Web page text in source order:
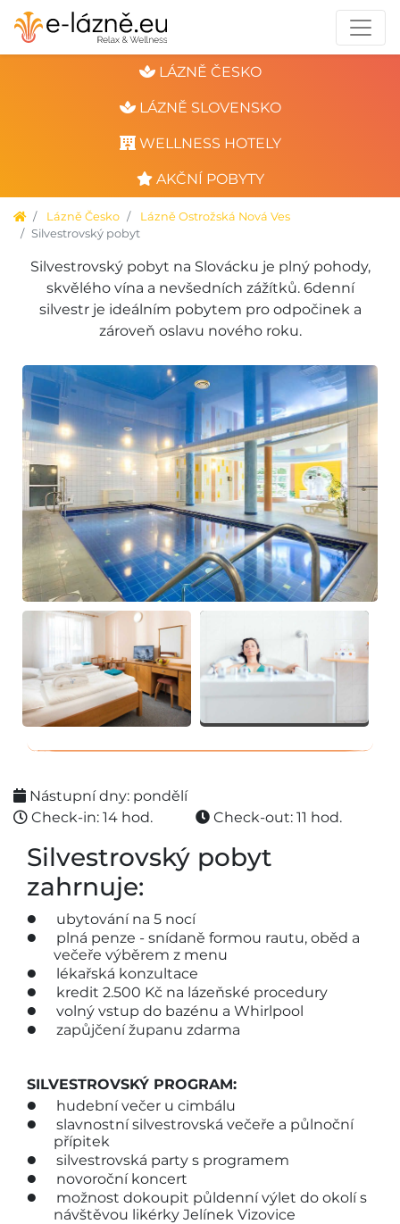
LÁZNĚ ČESKO
LÁZNĚ SLOVENSKO
WELLNESS HOTELY
AKČNÍ POBYTY
Lázně Česko
Lázně Ostrožská Nová Ves
Silvestrovský pobyt
Silvestrovský pobyt na Slovácku je plný pohody,
skvělého vína a nevšedních zážítků. 6denní
silvestr je ideálním pobytem pro odpočinek a
zároveň oslavu nového roku.
Nástupní dny: pondělí
Check-in: 14 hod.
Check-out: 11 hod.
Silvestrovský pobyt
zahrnuje:
ubytování na 5 nocí
plná penze - snídaně formou rautu, oběd a
večeře výběrem z menu
lékařská konzultace
kredit 2.500 Kč na lázeňské procedury
volný vstup do bazénu a Whirlpool
zapůjčení županu zdarma
SILVESTROVSKÝ PROGRAM:
hudební večer u cimbálu
slavnostní silvestrovská večeře a půlnoční
přípitek
silvestrovská party s programem
novoroční koncert
možnost dokoupit půldenní výlet do okolí s
návštěvou likérky Jelínek Vizovice